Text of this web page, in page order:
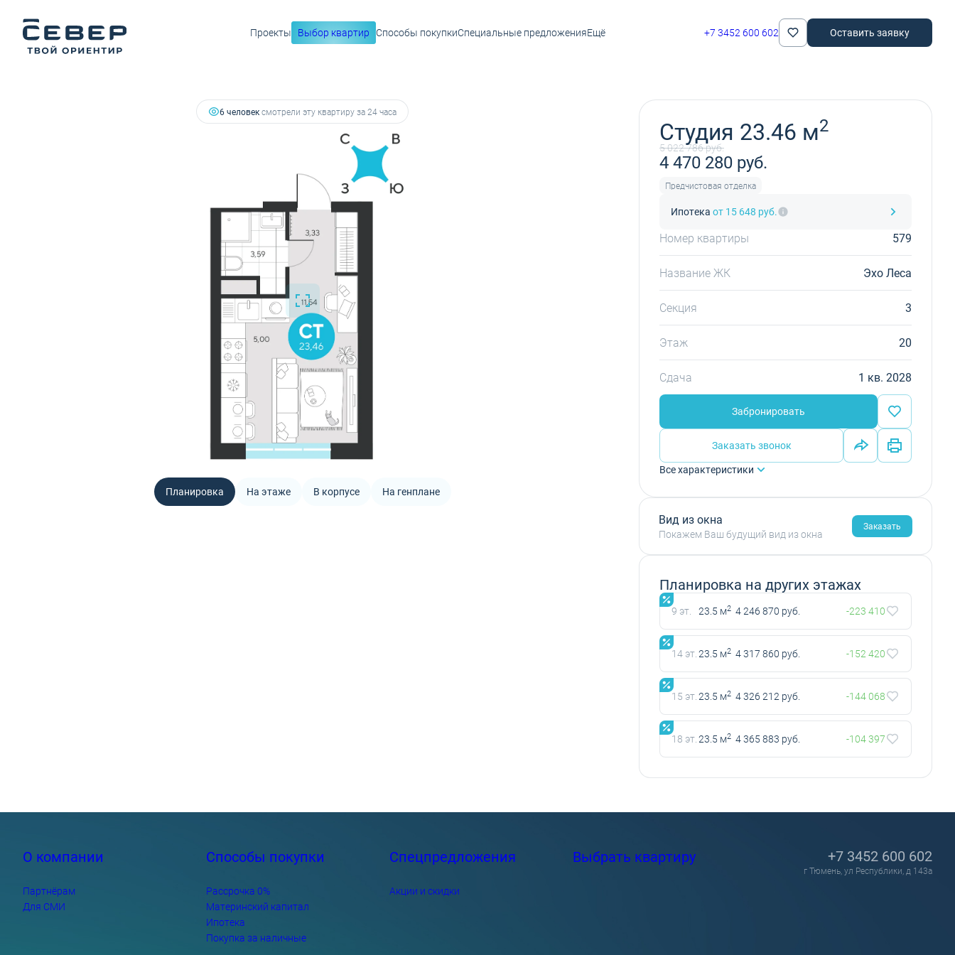
Проекты Выбор квартир Способы покупкиСпециальные предложенияЕщё +7 3452 600 602 Оставить заявку
Студия23.46 м2
от 15 648 руб.
Забронировать
6 человексмотрели эту квартиру за 24 часа
Планировка На этаже В корпусе На генплане
Студия 23.46 м2
5 022 786 руб.
4 470 280 руб.
Предчистовая отделка
Ипотека от 15 648 руб.
Номер квартиры 579
Название ЖК Эхо Леса
Секция 3
Этаж 20
Сдача 1 кв. 2028
Забронировать
Заказать звонок
Все характеристики
Вид из окна
Покажем Ваш будущий вид из окна
Заказать
Планировка на других этажах
9 эт. 23.5 м2 4 246 870 руб. -223 410
14 эт.23.5 м2 4 317 860 руб. -152 420
15 эт.23.5 м2 4 326 212 руб. -144 068
18 эт.23.5 м2 4 365 883 руб. -104 397
О компании
Партнёрам
Для СМИ
Способы покупки
Рассрочка 0%
Материнский капитал
Ипотека
Покупка за наличные
Спецпредложения
Акции и скидки
Выбрать квартиру +7 3452 600 602
г Тюмень, ул Республики, д 143а